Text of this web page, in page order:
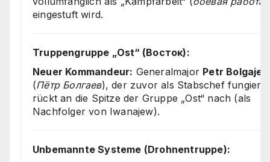
eingestuft wird.
Truppengruppe „Ost“ (Восток):
Neuer Kommandeur: Generalmajor Petr
(Пётр Болгаев), der zuvor als Stabschef
rückt an die Spitze der Gruppe „Ost“ nach (als
Nachfolger von Iwanajew).
Unbemannte Systeme (Drohnentruppe):